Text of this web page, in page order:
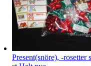
Present(snöre), -